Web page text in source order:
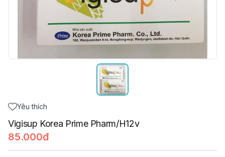
Yêu thích
Vigisup Korea Prime Pharm/H12v
85.000đ